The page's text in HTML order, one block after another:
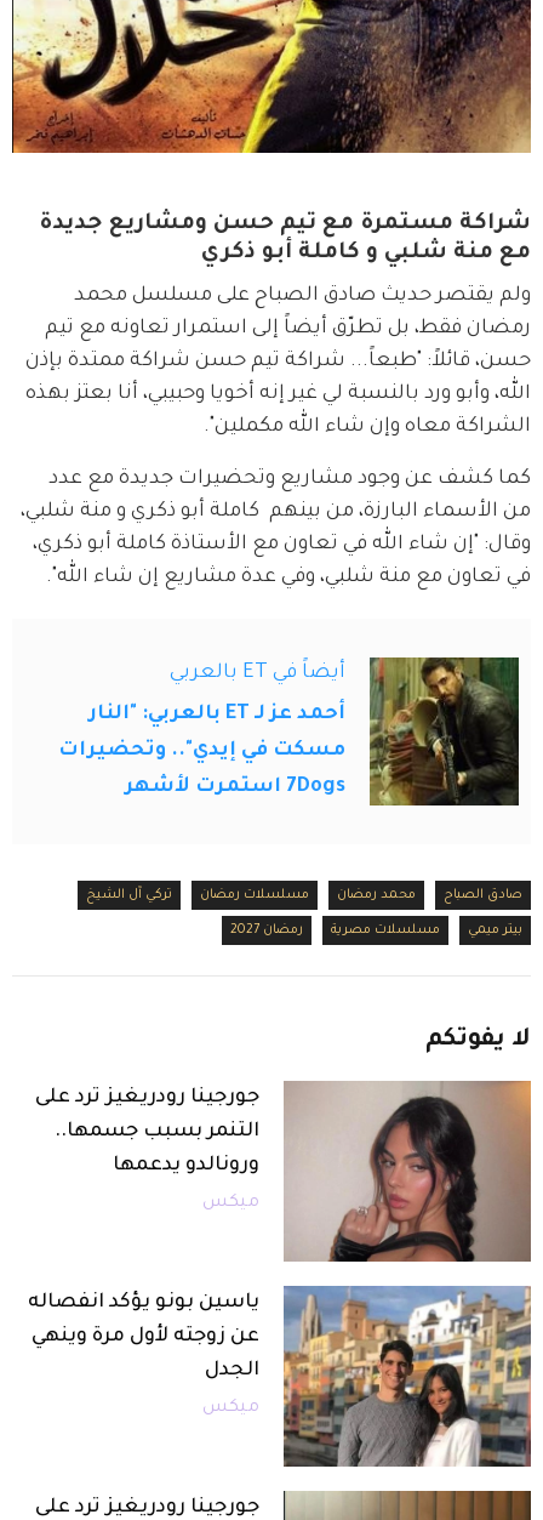
شراكة مستمرة مع تيم حسن ومشاريع جديدة
مع منة شلبي و كاملة أبو ذكري
ولم يقتصر حديث صادق الصباح على مسلسل محمد
رمضان فقط، بل تطرّق أيضاً إلى استمرار تعاونه مع تيم
حسن، قائلاً: "طبعاً... شراكة تيم حسن شراكة ممتدة بإذن
الله، وأبو ورد بالنسبة لي غير إنه أخويا وحبيبي، أنا بعتز بهذه
الشراكة معاه وإن شاء الله مكملين".
كما كشف عن وجود مشاريع وتحضيرات جديدة مع عدد
من الأسماء البارزة، من بينهم  كاملة أبو ذكري و منة شلبي،
وقال: "إن شاء الله في تعاون مع الأستاذة كاملة أبو ذكري،
في تعاون مع منة شلبي، وفي عدة مشاريع إن شاء الله".
أيضاً في ET بالعربي
أحمد عز لـ ET بالعربي: "النار
مسكت في إيدي".. وتحضيرات
7Dogs استمرت لأشهر
صادق الصباح محمد رمضان مسلسلات رمضان تركي آل الشيخ
بيتر ميمي مسلسلات مصرية رمضان 2027
لا يفوتكم
جورجينا رودريغيز ترد على
التنمر بسبب جسمها..
ورونالدو يدعمها
ميكس
ياسين بونو يؤكد انفصاله
عن زوجته لأول مرة وينهي
الجدل
ميكس
جورجينا رودريغيز ترد على